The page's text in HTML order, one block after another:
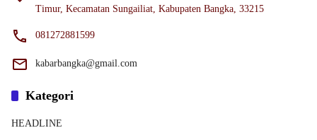
Timur, Kecamatan Sungailiat, Kabupaten Bangka, 33215
081272881599
kabarbangka@gmail.com
Kategori
HEADLINE